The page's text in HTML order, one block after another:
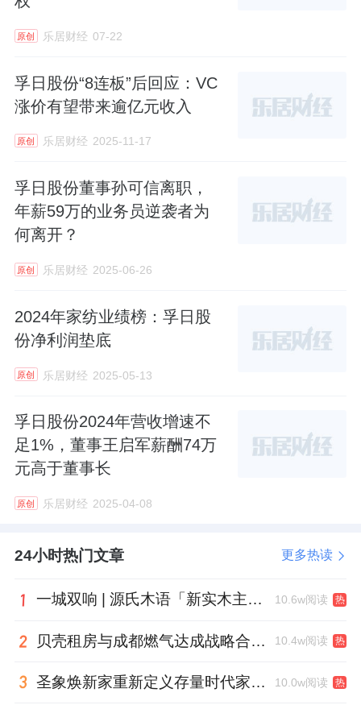
原创 乐居财经 07-22
孚日股份“8连板”后回应：VC
涨价有望带来逾亿元收入
原创 乐居财经 2025-11-17
孚日股份董事孙可信离职，
年薪59万的业务员逆袭者为
何离开？
原创 乐居财经 2025-06-26
2024年家纺业绩榜：孚日股
份净利润垫底
原创 乐居财经 2025-05-13
孚日股份2024年营收增速不
足1%，董事王启军薪酬74万
元高于董事长
原创 乐居财经 2025-04-08
24小时热门文章 更多热读
一城双响 | 源氏木语「新实木主义——黑标生活提案」发布会落地天津，黑标旗舰店盛大启幕 10.6w阅读 热
贝壳租房与成都燃气达成战略合作 打通安全巡检“最后一米” 10.4w阅读 热
圣象焕新家重新定义存量时代家居升级逻辑，筑牢说换就换的底气！ 10.0w阅读 热